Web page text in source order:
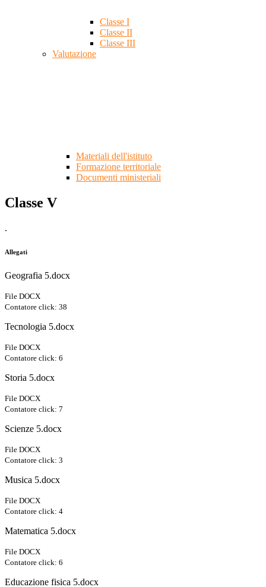
Classe I
Classe II
Classe III
Valutazione
Materiali dell'istituto
Formazione territoriale
Documenti ministeriali
Classe V
.
Allegati
Geografia 5.docx
File DOCX
Contatore click: 38
Tecnologia 5.docx
File DOCX
Contatore click: 6
Storia 5.docx
File DOCX
Contatore click: 7
Scienze 5.docx
File DOCX
Contatore click: 3
Musica 5.docx
File DOCX
Contatore click: 4
Matematica 5.docx
File DOCX
Contatore click: 6
Educazione fisica 5.docx